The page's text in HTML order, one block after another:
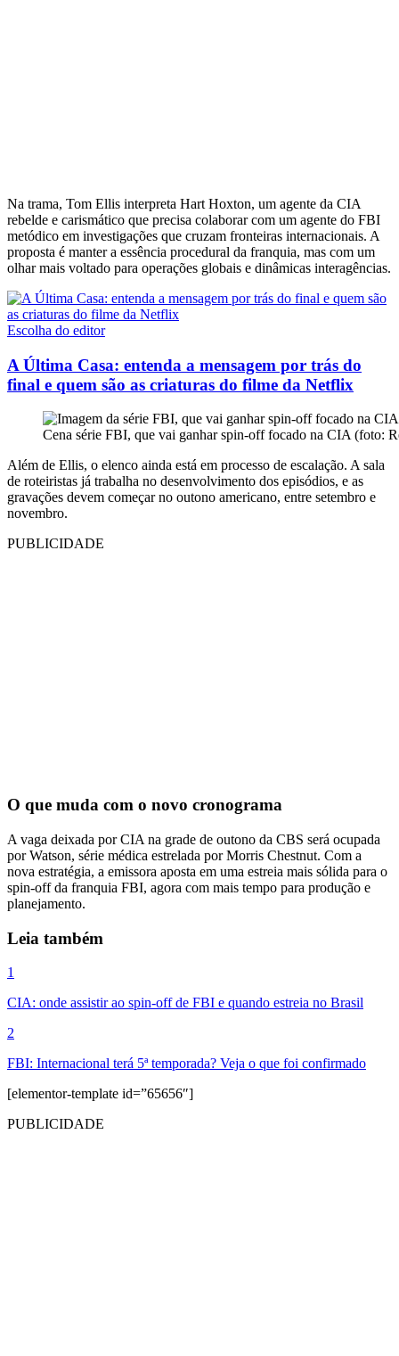
Na trama, Tom Ellis interpreta Hart Hoxton, um agente da CIA
rebelde e carismático que precisa colaborar com um agente do FBI
metódico em investigações que cruzam fronteiras internacionais. A
proposta é manter a essência procedural da franquia, mas com um
olhar mais voltado para operações globais e dinâmicas interagências.
Escolha do editor
A Última Casa: entenda a mensagem por trás do
final e quem são as criaturas do filme da Netflix
Cena série FBI, que vai ganhar spin-off focado na CIA (foto:
Além de Ellis, o elenco ainda está em processo de escalação. A sala
de roteiristas já trabalha no desenvolvimento dos episódios, e as
gravações devem começar no outono americano, entre setembro e
novembro.
PUBLICIDADE
O que muda com o novo cronograma
A vaga deixada por CIA na grade de outono da CBS será ocupada
por Watson, série médica estrelada por Morris Chestnut. Com a
nova estratégia, a emissora aposta em uma estreia mais sólida para o
spin-off da franquia FBI, agora com mais tempo para produção e
planejamento.
Leia também
1
CIA: onde assistir ao spin-off de FBI e quando estreia no Brasil
2
FBI: Internacional terá 5ª temporada? Veja o que foi confirmado
[elementor-template id=”65656″]
PUBLICIDADE